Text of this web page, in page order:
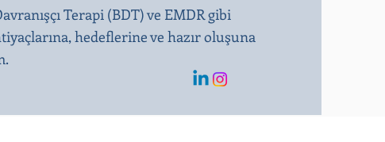
Terapi (BDT) ve EMDR gibi
hedeflerine ve hazır oluşuna